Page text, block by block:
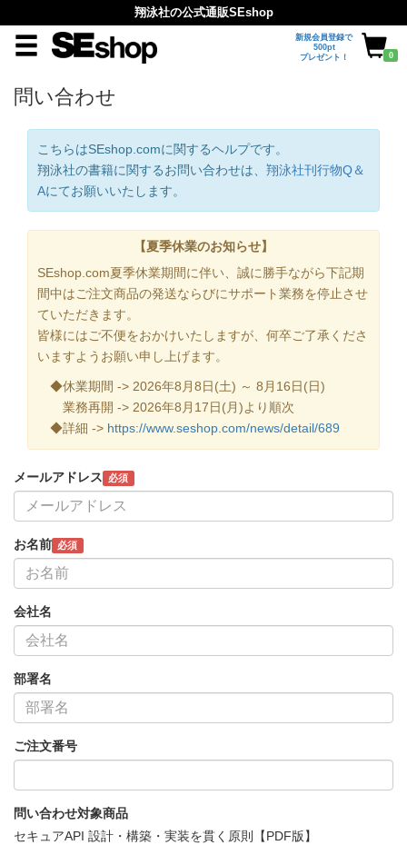
翔泳社の公式通販SEshop
新規会員登録で
500pt
プレゼント！
0
問い合わせ
こちらはSEshop.comに関するヘルプです。
翔泳社の書籍に関するお問い合わせは、 翔泳社刊行物Q＆
Aにてお願いいたします。
【夏季休業のお知らせ】
SEshop.com夏季休業期間に伴い、誠に勝手ながら下記期
間中はご注文商品の発送ならびにサポート業務を停止させ
ていただきます。
皆様にはご不便をおかけいたしますが、何卒ご了承くださ
いますようお願い申し上げます。
◆休業期間 -> 2026年8月8日(土) ～ 8月16日(日)
業務再開 -> 2026年8月17日(月)より順次
◆詳細 -> https://www.seshop.com/news/detail/689
メールアドレス 必須
お名前 必須
会社名
部署名
ご注文番号
問い合わせ対象商品
セキュアAPI 設計・構築・実装を貫く原則【PDF版】